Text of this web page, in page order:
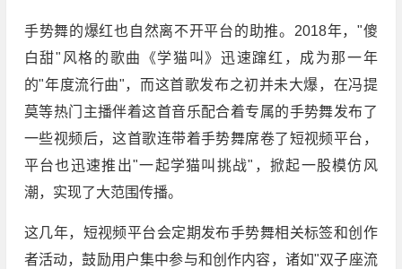
手势舞的爆红也自然离不开平台的助推。2018年，"傻
白甜"风格的歌曲《学猫叫》迅速蹿红，成为那一年
的"年度流行曲"，而这首歌发布之初并未大爆，在冯提
莫等热门主播伴着这首音乐配合着专属的手势舞发布了
一些视频后，这首歌连带着手势舞席卷了短视频平台，
平台也迅速推出"一起学猫叫挑战"，掀起一股模仿风
潮，实现了大范围传播。
这几年，短视频平台会定期发布手势舞相关标签和创作
者活动，鼓励用户集中参与和创作内容，诸如"双子座流